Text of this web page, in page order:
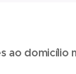
ao domicílio